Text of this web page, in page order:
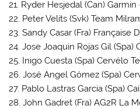
21. Ryder Hesjedal (Can)
22. Peter Velits (Svk) Team
23. Sandy Casar (Fra) Française
24. Jose Joaquin Rojas Gil (Spa)
25. Inigo Cuesta (Spa) Cervélo
26. José Angel Gómez (Spa)
27. Pablo Lastras Garcia (Spa)
28. John Gadret (Fra) AG2R La